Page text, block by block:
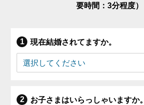
要時間：3分程度）
現在結婚されてますか。
お子さまはいらっしゃいますか。